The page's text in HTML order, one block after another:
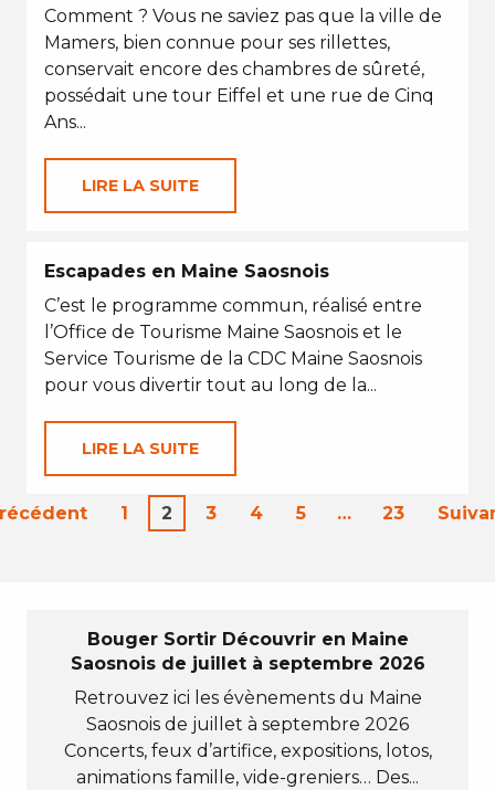
Comment ? Vous ne saviez pas que la ville de
Mamers, bien connue pour ses rillettes,
conservait encore des chambres de sûreté,
possédait une tour Eiffel et une rue de Cinq
Ans...
LIRE LA SUITE
Escapades en Maine Saosnois
C’est le programme commun, réalisé entre
l’Office de Tourisme Maine Saosnois et le
Service Tourisme de la CDC Maine Saosnois
pour vous divertir tout au long de la...
LIRE LA SUITE
1 2 3 4 5 … 23
Bouger Sortir Découvrir en Maine
Saosnois de juillet à septembre 2026
Retrouvez ici les évènements du Maine
Saosnois de juillet à septembre 2026
Concerts, feux d’artifice, expositions, lotos,
animations famille, vide-greniers… Des...